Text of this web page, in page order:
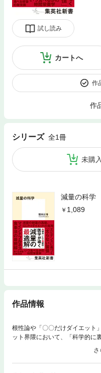
試し読み
カートへ
作
作
シリーズ 全1冊
未購
減量の科学
1,089
作品情報
根性論や「〇〇だけダイエット
ット界隈において、「科学的に
の目的。「内臓脂肪を見える化
問票」、「腸内フローラと減量
ＯＤＭＡＰ食」など、最新かつ